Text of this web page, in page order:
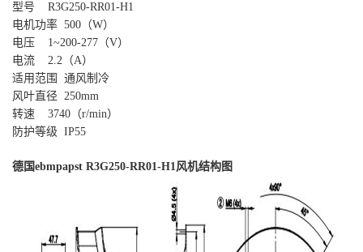
型号 R3G250-RR01-H1
电机功率 500（W）
电压 1~200-277（V）
电流 2.2（A）
适用范围 通风制冷
风叶直径 250mm
转速 3740（r/min）
防护等级 IP55
德国ebmpapst R3G250-RR01-H1风机结构图